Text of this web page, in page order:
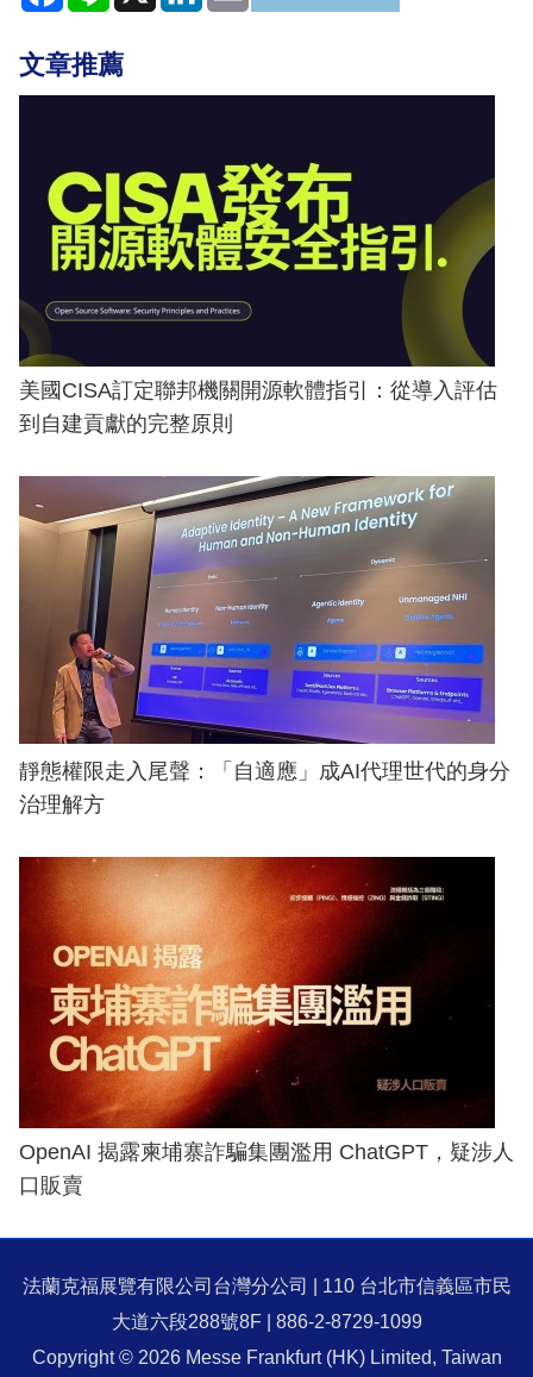
文章推薦
美國CISA訂定聯邦機關開源軟體指引：從導入評估
到自建貢獻的完整原則
靜態權限走入尾聲：「自適應」成AI代理世代的身分
治理解方
OpenAI 揭露柬埔寨詐騙集團濫用 ChatGPT，疑涉人
口販賣
法蘭克福展覽有限公司台灣分公司 | 110 台北市信義區市民
大道六段288號8F | 886-2-8729-1099
Copyright © 2026 Messe Frankfurt (HK) Limited, Taiwan